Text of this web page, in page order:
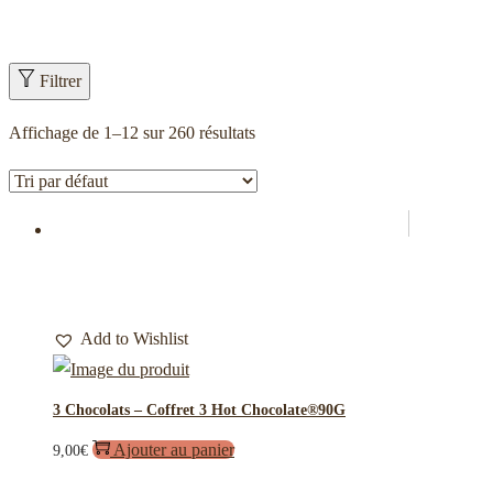
Filtrer
Affichage de 1–12 sur 260 résultats
Add to Wishlist
3 Chocolats – Coffret 3 Hot Chocolate®90G
9,00€ Ajouter au panier